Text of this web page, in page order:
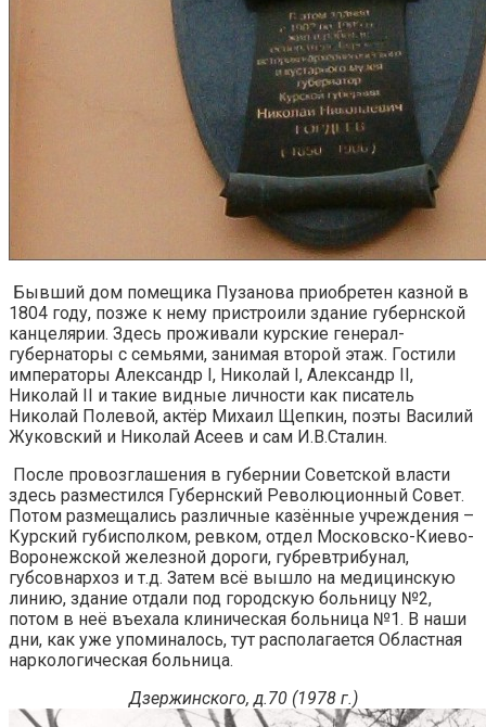
Бывший дом помещика Пузанова приобретен казной в
1804 году, позже к нему пристроили здание губернской
канцелярии. Здесь проживали курские генерал-
губернаторы с семьями, занимая второй этаж. Гостили
императоры Александр I, Николай I, Александр II,
Николай II и такие видные личности как писатель
Николай Полевой, актёр Михаил Щепкин, поэты Василий
Жуковский и Николай Асеев и сам И.В.Сталин.
После провозглашения в губернии Советской власти
здесь разместился Губернский Революционный Совет.
Потом размещались различные казённые учреждения –
Курский губисполком, ревком, отдел Московско-Киево-
Воронежской железной дороги, губревтрибунал,
губсовнархоз и т.д. Затем всё вышло на медицинскую
линию, здание отдали под городскую больницу №2,
потом в неё въехала клиническая больница №1. В наши
дни, как уже упоминалось, тут располагается Областная
наркологическая больница.
Дзержинского, д.70 (1978 г.)